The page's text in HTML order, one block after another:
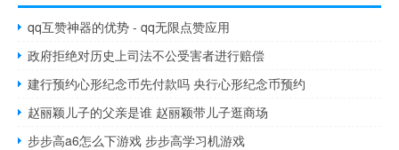
qq互赞神器的优势 - qq无限点赞应用
政府拒绝对历史上司法不公受害者进行赔偿
建行预约心形纪念币先付款吗 央行心形纪念币预约
赵丽颖儿子的父亲是谁 赵丽颖带儿子逛商场
步步高a6怎么下游戏 步步高学习机游戏